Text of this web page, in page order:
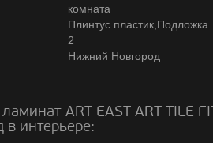
комната
Плинтус пластик,Подложка
2
Нижний Новгород
ART EAST ART TILE
интерьере: